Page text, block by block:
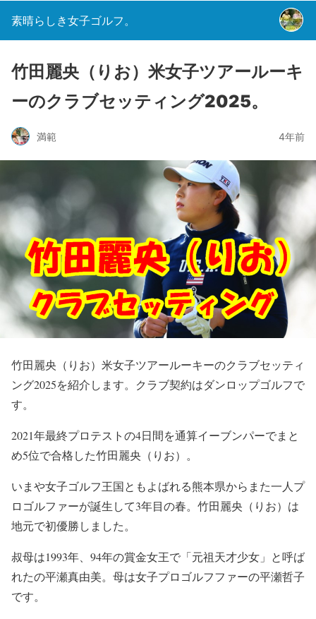
素晴らしき女子ゴルフ。
竹田麗央（りお）米女子ツアールーキ
ーのクラブセッティング2025。
満範 4年前
竹田麗央（りお）米女子ツアールーキーのクラブセッティ
ング2025を紹介します。クラブ契約はダンロップゴルフで
す。
2021年最終プロテストの4日間を通算イーブンパーでまと
め5位で合格した竹田麗央（りお）。
いまや女子ゴルフ王国ともよばれる熊本県からまた一人プ
ロゴルファーが誕生して3年目の春。竹田麗央（りお）は
地元で初優勝しました。
叔母は1993年、94年の賞金女王で「元祖天才少女」と呼ば
れたの平瀬真由美。母は女子プロゴルフファーの平瀬哲子
です。